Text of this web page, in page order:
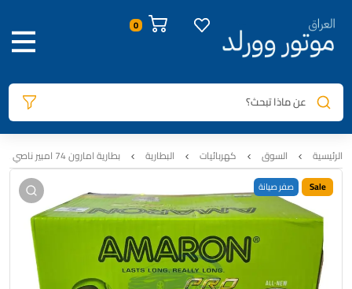
0
عن ماذا تبحث؟
الرئيسية السوق كهربائيات البطارية بطارية امارون 74 امبير ناصي عدل- Hi Life Pro – H6-DIN74R
صور المنتج معلومات المنتج الوصف
Sale صفر صيانة